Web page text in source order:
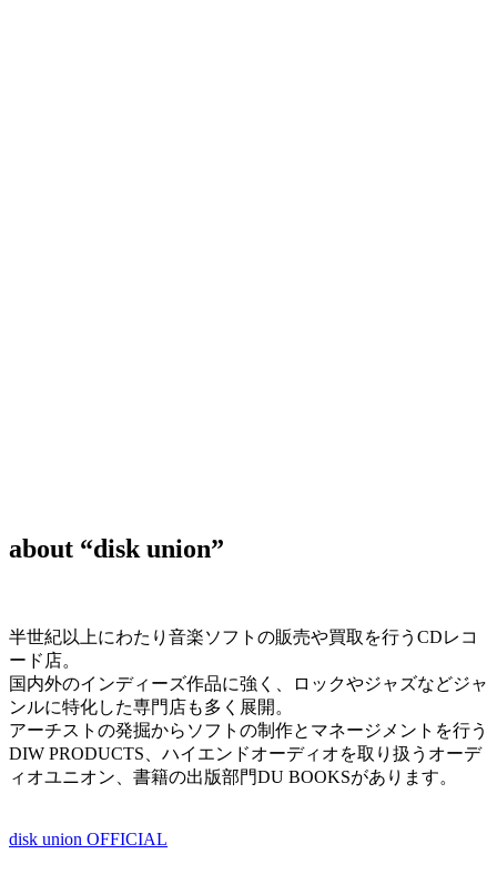
about “disk union”
半世紀以上にわたり音楽ソフトの販売や買取を行うCDレコ
ード店。
国内外のインディーズ作品に強く、ロックやジャズなどジャ
ンルに特化した専門店も多く展開。
アーチストの発掘からソフトの制作とマネージメントを行う
DIW PRODUCTS、ハイエンドオーディオを取り扱うオーデ
ィオユニオン、書籍の出版部門DU BOOKSがあります。
disk union OFFICIAL